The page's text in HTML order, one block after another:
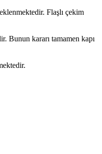
Flaşlı çekim
Bunun kararı tamamen kapı